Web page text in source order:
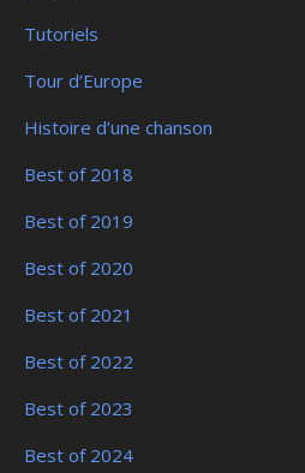
Tutoriels
Tour d’Europe
Histoire d’une chanson
Best of 2018
Best of 2019
Best of 2020
Best of 2021
Best of 2022
Best of 2023
Best of 2024